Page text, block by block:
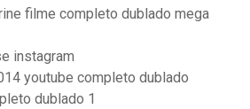
filme completo dublado mega
instagram
youtube completo dublado
dublado 1